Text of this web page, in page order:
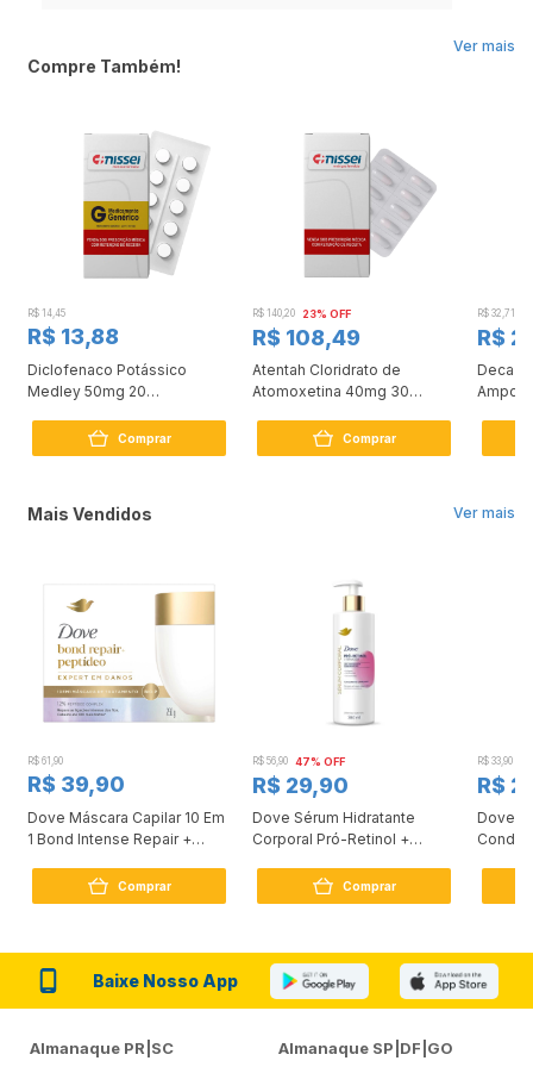
Ver mais
Compre Também!
R$ 14,45
R$ 13,88
Diclofenaco Potássico
Medley 50mg 20
Comprar
R$ 140,20 23% OFF
R$ 108,49
Atentah Cloridrato de
Atomoxetina 40mg 30
Comprar
R$ 32,71
R$
Deca
Ampola
Ver mais
Mais Vendidos
R$ 61,90
R$ 39,90
Dove Máscara Capilar 10 Em
1 Bond Intense Repair +
Comprar
R$ 56,90 47% OFF
R$ 29,90
Dove Sérum Hidratante
Corporal Pró-Retinol +
Comprar
R$ 33,90
R$
Dove
Baixe Nosso App
Almanaque PR|SC Almanaque SP|DF|GO